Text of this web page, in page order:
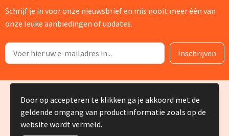
Schrijf je in voor onze nieuwsbrief en mis nooit meer één van
onze leuke aanbiedingen of updates.
© Copyright Silvia Bruin reclame-advies 2025
Door op accepteren te klikken ga je akkoord met de
geldende omgang van productinformatie zoals op de
website wordt vermeld.